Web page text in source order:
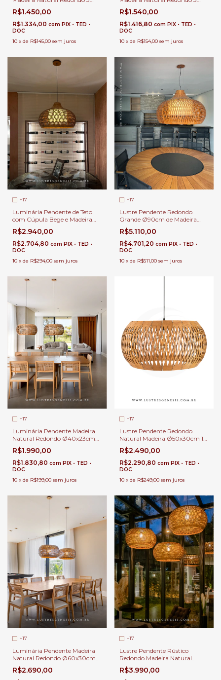
Tamanhos Ø110cm, Ø72cm e
Ø51cm 1x E-27 Para Área
Gourmet | Linha Carimbó
R$1.450,00
R$1.334,00 com PIX • TED •
DOC
10 x de R$145,00 sem juros
Tamanhos Ø110cm, Ø72cm e
Ø51cm 1 Lâmpada E-27 Para
Mesa de Jantar | Linha
Carimbó
R$1.540,00
R$1.416,80 com PIX • TED •
DOC
10 x de R$154,00 sem juros
+17
Luminária Pendente de Teto
com Cúpula Bege e Madeira
Natural Ø60x39cm Redondo
Lâmpada E-27 Para Área
Gourmet | Linha Carimbó
R$2.940,00
R$2.704,80 com PIX • TED •
DOC
10 x de R$294,00 sem juros
+17
Lustre Pendente Redondo
Grande Ø90cm de Madeira
Natural e Cúpula Tecido Bege
1x E-27 Para Sala de Estar e
Jantar | Linha Carimbó
R$5.110,00
R$4.701,20 com PIX • TED •
DOC
10 x de R$511,00 sem juros
+17
Luminária Pendente Madeira
Natural Redondo Ø40x23cm
Cúpula Tecido Bege Lâmpada
E-27 Para Mesa de Jantar |
Linha Carimbó
R$1.990,00
R$1.830,80 com PIX • TED •
DOC
10 x de R$199,00 sem juros
+17
Lustre Pendente Redondo
Natural Madeira Ø50x30cm 1x
E-27 Cúpula Tecido Para Mesa
de Jantar | Linha Carimbó
R$2.490,00
R$2.290,80 com PIX • TED •
DOC
10 x de R$249,00 sem juros
+17
Luminária Pendente Madeira
Natural Redondo Ø60x30cm
com Cúpula Tecido Bege 1x E-
27 Para Mesa de Jantar | Linha
R$2.690,00
+17
Lustre Pendente Rústico
Redondo Madeira Natural
Ø80x40cm com Cúpula
Tecido Bege Lâmpada E-27
R$3.990,00